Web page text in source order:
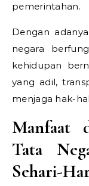
pemerintahan.
Dengan
negara
kehidupan
yang adil,
menjaga hak-
Manfaat
Tata
Sehari-